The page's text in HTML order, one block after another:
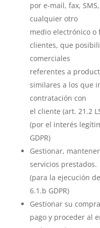
por e-mail, fax,
cualquier otro
medio electrónico
clientes, que
comerciales
referentes a
similares a los que
contratación con
el cliente (art. 21.2
(por el interés
GDPR)
Gestionar,
servicios prestados.
(para la ejecución
6.1.b GDPR)
Gestionar su
pago y proceder al